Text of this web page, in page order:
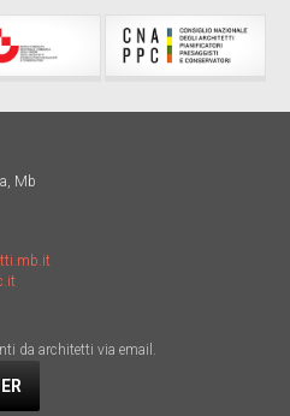
Mb
da architetti via email.